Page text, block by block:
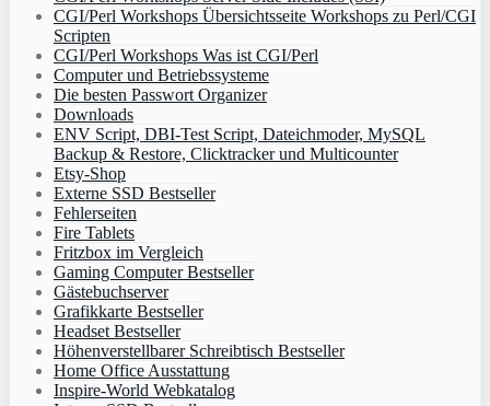
CGI/Perl Workshops Übersichtsseite Workshops zu Perl/CGI
Scripten
CGI/Perl Workshops Was ist CGI/Perl
Computer und Betriebssysteme
Die besten Passwort Organizer
Downloads
ENV Script, DBI-Test Script, Dateichmoder, MySQL
Backup & Restore, Clicktracker und Multicounter
Etsy-Shop
Externe SSD Bestseller
Fehlerseiten
Fire Tablets
Fritzbox im Vergleich
Gaming Computer Bestseller
Gästebuchserver
Grafikkarte Bestseller
Headset Bestseller
Höhenverstellbarer Schreibtisch Bestseller
Home Office Ausstattung
Inspire-World Webkatalog